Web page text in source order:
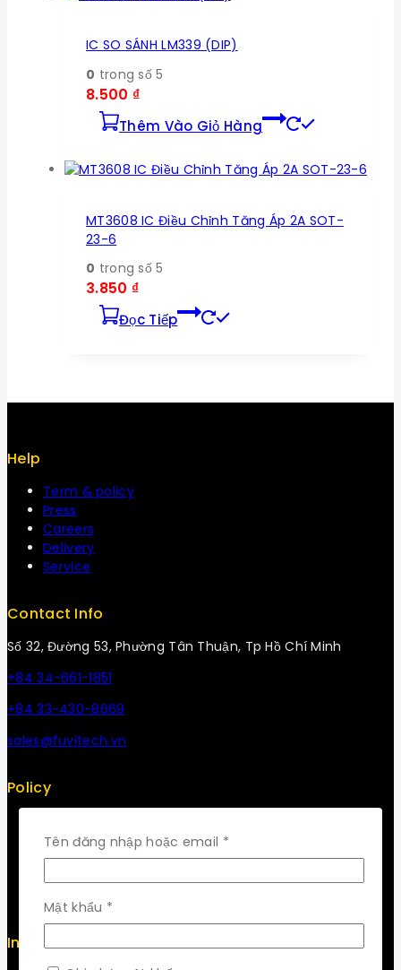
IC SO SÁNH LM339 (DIP)
0 trong số 5
8.500 ₫
Thêm Vào Giỏ Hàng
MT3608 IC Điều Chỉnh Tăng Áp 2A SOT-
23-6
0 trong số 5
3.850 ₫
Đọc Tiếp
Help
Term & policy
Press
Careers
Delivery
Service
Contact Info
Số 32, Đường 53, Phường Tân Thuận, Tp Hồ Chí Minh
+84 34-661-1851
+84 33-430-8669
sales@fuvitech.vn
Policy
Security
Careers
Info
Tên đăng nhập hoặc email *Bắt
buộc
Mật khẩu *
buộc